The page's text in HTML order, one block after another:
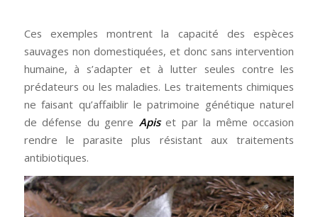
Ces exemples montrent la capacité des espèces
sauvages non domestiquées, et donc sans intervention
humaine, à s’adapter et à lutter seules contre les
prédateurs ou les maladies. Les traitements chimiques
ne faisant qu’affaiblir le patrimoine génétique naturel
de défense du genre Apiset par la même occasion
rendre le parasite plus résistant aux traitements
antibiotiques.